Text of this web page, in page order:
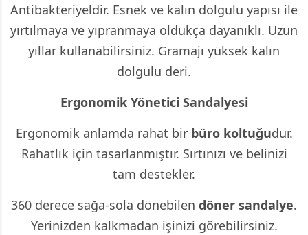
Antibakteriyeldir. Esnek ve kalın dolgulu yapısı ile
yırtılmaya ve yıpranmaya oldukça dayanıklı. Uzun
yıllar kullanabilirsiniz. Gramajı yüksek kalın
dolgulu deri.
Ergonomik Yönetici Sandalyesi
Ergonomik anlamda rahat bir büro koltuğudur.
Rahatlık için tasarlanmıştır. Sırtınızı ve belinizi
tam destekler.
360 derece sağa-sola dönebilen döner sandalye.
Yerinizden kalkmadan işinizi görebilirsiniz.